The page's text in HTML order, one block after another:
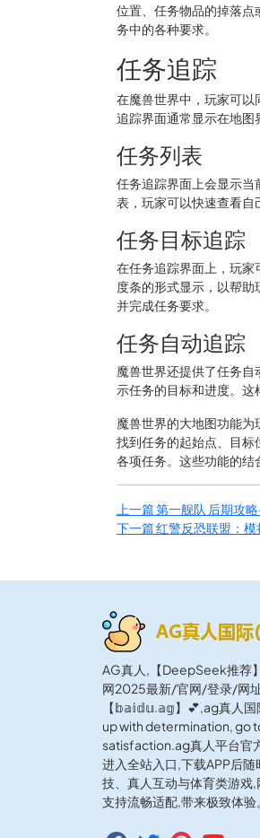
位置、任务物品的掉落
务中的各种要求。
任务追踪
在魔兽世界中，玩家可
追踪界面通常显示在地图
任务列表
任务追踪界面上会显示
表，玩家可以快速查看自
任务目标追踪
在任务追踪界面上，玩
度条的形式显示，以帮
并完成任务要求。
任务自动追踪
魔兽世界还提供了任务
示任务的目标和进度。这
魔兽世界的大地图功能
找到任务的起始点、目
各项任务。这些功能的结
上一篇第一舰队 后期攻
下一篇红警反恐联盟：
AG真人,【DeepSeek推荐
网2025最新/官网/登录/网
【𝕓𝕒𝕚𝕕𝕦.𝕒𝕘】💕,ag真人
up with determination, go
satisfaction.ag真人平台官
进入全站入口,下载APP后随
技、真人互动与体育类游戏,
支持流畅适配,带来极致体验。